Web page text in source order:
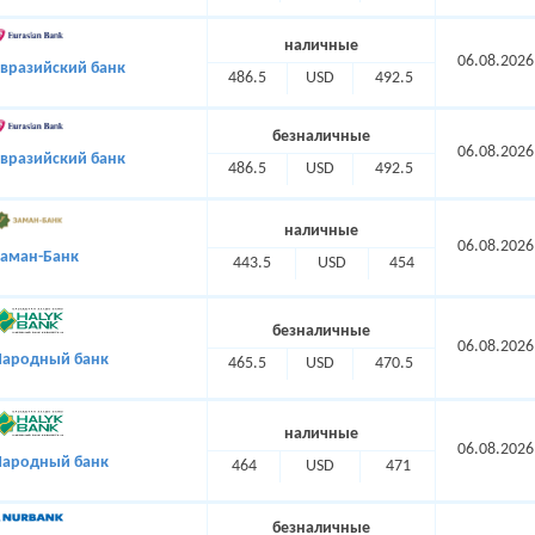
банк
наличные
486.5
USD 492.5
06.08.2026
банк
безналичные
486.5
USD 492.5
06.08.2026
Банк
наличные
443.5
USD 454
06.08.2026
банк
безналичные
465.5
USD 470.5
06.08.2026
банк
наличные
464
USD 471
06.08.2026
безналичные